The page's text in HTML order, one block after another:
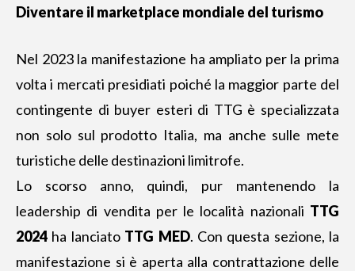
Diventare il marketplace mondiale del turismo
Nel 2023 la manifestazione ha ampliato per la prima
volta i mercati presidiati poiché la maggior parte del
contingente di buyer esteri di TTG è specializzata
non solo sul prodotto Italia, ma anche sulle mete
turistiche delle destinazioni limitrofe.
Lo scorso anno, quindi, pur mantenendo la
leadership di vendita per le località nazionali TTG
2024 ha lanciato TTG MED. Con questa sezione, la
manifestazione si è aperta alla contrattazione delle